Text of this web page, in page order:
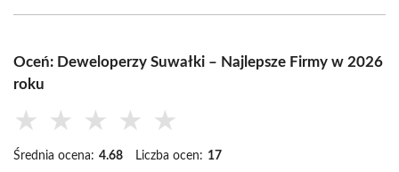
Oceń: Deweloperzy Suwałki – Najlepsze Firmy w 2026
roku
★ ★ ★ ★ ★
Średnia ocena: 4.68 Liczba ocen: 17